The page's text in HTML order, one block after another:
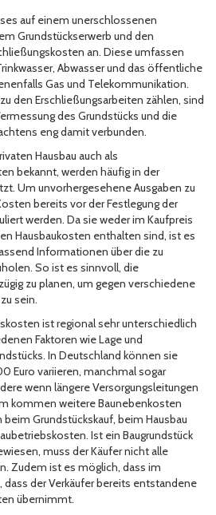
auf einem unerschlossenen
Grundstückserwerb und den
an. Diese umfassen
Abwasser und das öffentliche
Gas und Telekommunikation.
den Erschließungsarbeiten zählen, sind
des Grundstücks und die
eng damit verbunden.
Hausbau auch als
bekannt, werden häufig in der
Um unvorhergesehene Ausgaben zu
bereits vor der Festlegung der
werden. Da sie weder im Kaufpreis
Hausbaukosten enthalten sind, ist es
Informationen über die zu
So ist es sinnvoll, die
zu planen, um gegen verschiedene
sein.
ist regional sehr unterschiedlich
Faktoren wie Lage und
In Deutschland können sie
Euro variieren, manchmal sogar
wenn längere Versorgungsleitungen
kommen weitere Baunebenkosten
Grundstückskauf, beim Hausbau
Ist ein Baugrundstück
muss der Käufer nicht alle
Zudem ist es möglich, dass im
dass der Verkäufer bereits entstandene
übernimmt.